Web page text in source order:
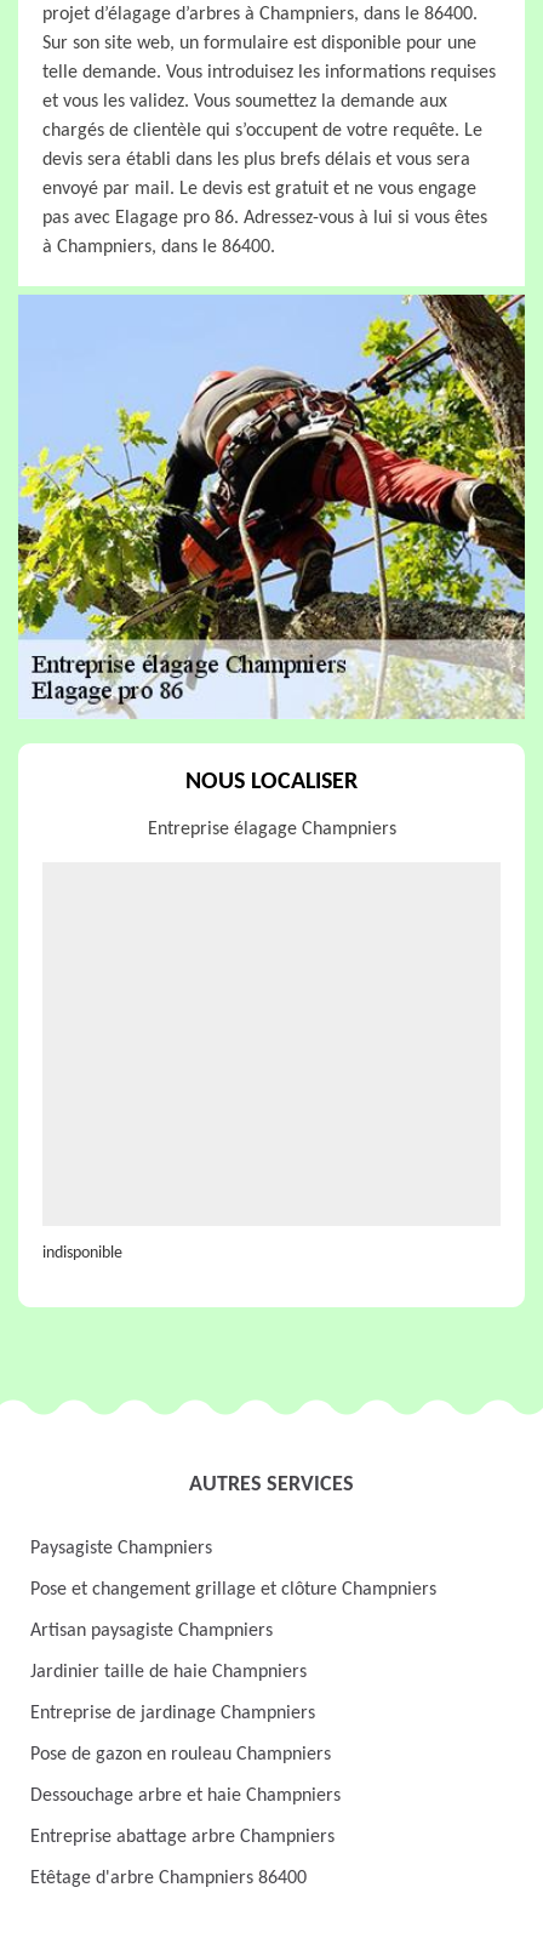
projet d’élagage d’arbres à Champniers, dans le 86400.
Sur son site web, un formulaire est disponible pour une
telle demande. Vous introduisez les informations requises
et vous les validez. Vous soumettez la demande aux
chargés de clientèle qui s’occupent de votre requête. Le
devis sera établi dans les plus brefs délais et vous sera
envoyé par mail. Le devis est gratuit et ne vous engage
pas avec Elagage pro 86. Adressez-vous à lui si vous êtes
à Champniers, dans le 86400.
NOUS LOCALISER
Entreprise élagage Champniers
indisponible
AUTRES SERVICES
Paysagiste Champniers
Pose et changement grillage et clôture Champniers
Artisan paysagiste Champniers
Jardinier taille de haie Champniers
Entreprise de jardinage Champniers
Pose de gazon en rouleau Champniers
Dessouchage arbre et haie Champniers
Entreprise abattage arbre Champniers
Etêtage d'arbre Champniers 86400